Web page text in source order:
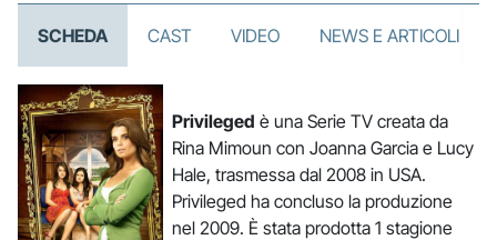
SCHEDA CAST VIDEO NEWS E ARTICOLI
Privileged è una Serie TV creata da
Rina Mimoun con Joanna Garcia e Lucy
Hale, trasmessa dal 2008 in USA.
Privileged ha concluso la produzione
nel 2009. È stata prodotta 1 stagione